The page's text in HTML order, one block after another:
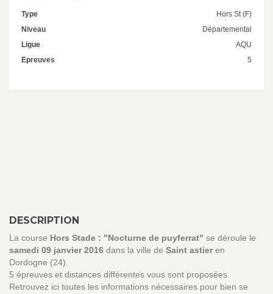
Type
Hors St (F)
Niveau
Départemental
Ligue
AQU
Epreuves
5
DESCRIPTION
La course Hors Stade : "Nocturne de puyferrat" se déroule le
samedi 09 janvier 2016 dans la ville de Saint astieren
Dordogne (24).
5 épreuves et distances différentes vous sont proposées.
Retrouvez ici toutes les informations nécessaires pour bien se